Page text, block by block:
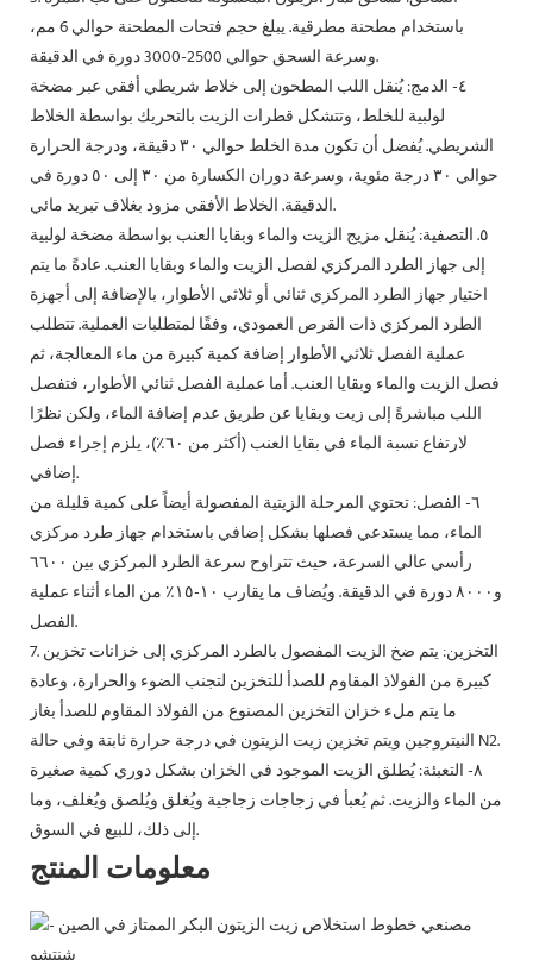
باستخدام مطحنة مطرقية. يبلغ حجم فتحات المطحنة حوالي 6 مم،
وسرعة السحق حوالي 2500-3000 دورة في الدقيقة.
٤- الدمج: يُنقل اللب المطحون إلى خلاط شريطي أفقي عبر مضخة
لولبية للخلط، وتتشكل قطرات الزيت بالتحريك بواسطة الخلاط
الشريطي. يُفضل أن تكون مدة الخلط حوالي ٣٠ دقيقة، ودرجة الحرارة
حوالي ٣٠ درجة مئوية، وسرعة دوران الكسارة من ٣٠ إلى ٥٠ دورة في
الدقيقة. الخلاط الأفقي مزود بغلاف تبريد مائي.
٥. التصفية: يُنقل مزيج الزيت والماء وبقايا العنب بواسطة مضخة لولبية
إلى جهاز الطرد المركزي لفصل الزيت والماء وبقايا العنب. عادةً ما يتم
اختيار جهاز الطرد المركزي ثنائي أو ثلاثي الأطوار، بالإضافة إلى أجهزة
الطرد المركزي ذات القرص العمودي، وفقًا لمتطلبات العملية. تتطلب
عملية الفصل ثلاثي الأطوار إضافة كمية كبيرة من ماء المعالجة، ثم
فصل الزيت والماء وبقايا العنب. أما عملية الفصل ثنائي الأطوار، فتفصل
اللب مباشرةً إلى زيت وبقايا عن طريق عدم إضافة الماء، ولكن نظرًا
لارتفاع نسبة الماء في بقايا العنب (أكثر من ٦٠٪)، يلزم إجراء فصل
إضافي.
٦- الفصل: تحتوي المرحلة الزيتية المفصولة أيضاً على كمية قليلة من
الماء، مما يستدعي فصلها بشكل إضافي باستخدام جهاز طرد مركزي
رأسي عالي السرعة، حيث تتراوح سرعة الطرد المركزي بين ٦٦٠٠
و٨٠٠٠ دورة في الدقيقة. ويُضاف ما يقارب ١٠-١٥٪ من الماء أثناء عملية
الفصل.
7. التخزين: يتم ضخ الزيت المفصول بالطرد المركزي إلى خزانات تخزين
كبيرة من الفولاذ المقاوم للصدأ للتخزين لتجنب الضوء والحرارة، وعادة
ما يتم ملء خزان التخزين المصنوع من الفولاذ المقاوم للصدأ بغاز
النيتروجين ويتم تخزين زيت الزيتون في درجة حرارة ثابتة وفي حالة N2.
٨- التعبئة: يُطلق الزيت الموجود في الخزان بشكل دوري كمية صغيرة
من الماء والزيت. ثم يُعبأ في زجاجات زجاجية ويُغلق ويُلصق ويُغلف، وما
إلى ذلك، للبيع في السوق.
معلومات المنتج